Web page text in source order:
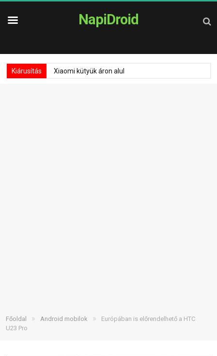
NapiDroid
Kiárusítás Xiaomi kütyük áron alul
Főoldal » Android mobilok »
Európában is előrendelhető a HTC
U23 Pro